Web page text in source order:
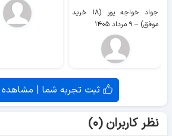
جواد خواجه پور (۱۸ خرید
موفق) – ۹ مرداد ۱۴۰۵
ثبت تجربه شما | مشاهده
نظر کاربران (۰)